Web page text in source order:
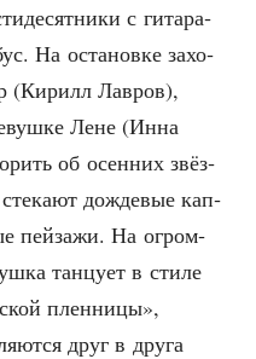
с гита­ра­
На оста­нов­ке захо­
(Кирилл Лав­ров),
Лене (Инна
об осен­них звёз­
сте­ка­ют дож­де­вые кап­
пей­за­жи. На огром­
тан­цу­ет в сти­ле
плен­ни­цы»,
друг в дру­га